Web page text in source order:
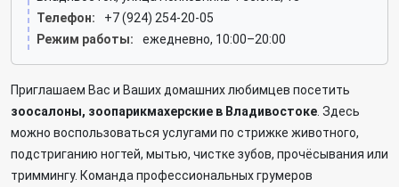
Телефон:
+7 (924) 254-20-05
Режим работы:
ежедневно, 10:00–20:00
Приглашаем Вас и Ваших домашних любимцев посетить
зоосалоны, зоопарикмахерские в Владивостоке . Здесь
можно воспользоваться услугами по стрижке животного,
подстриганию ногтей, мытью, чистке зубов, прочёсывания или
триммингу. Команда профессиональных грумеров